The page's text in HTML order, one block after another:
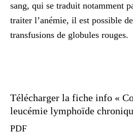
sang, qui se traduit notamment
traiter l’anémie, il est possible
transfusions de globules rouges.
Download
Télécharger la fiche info «
leucémie lymphoïde
PDF